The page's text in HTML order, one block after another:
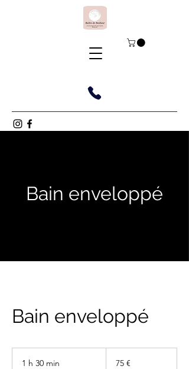
Bain enveloppé
Bain enveloppé
1 h 30 min 75 €